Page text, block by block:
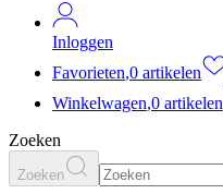
Inloggen
Favorieten,0 artikelen
Winkelwagen,0 artikelen
Zoeken
Zoeken